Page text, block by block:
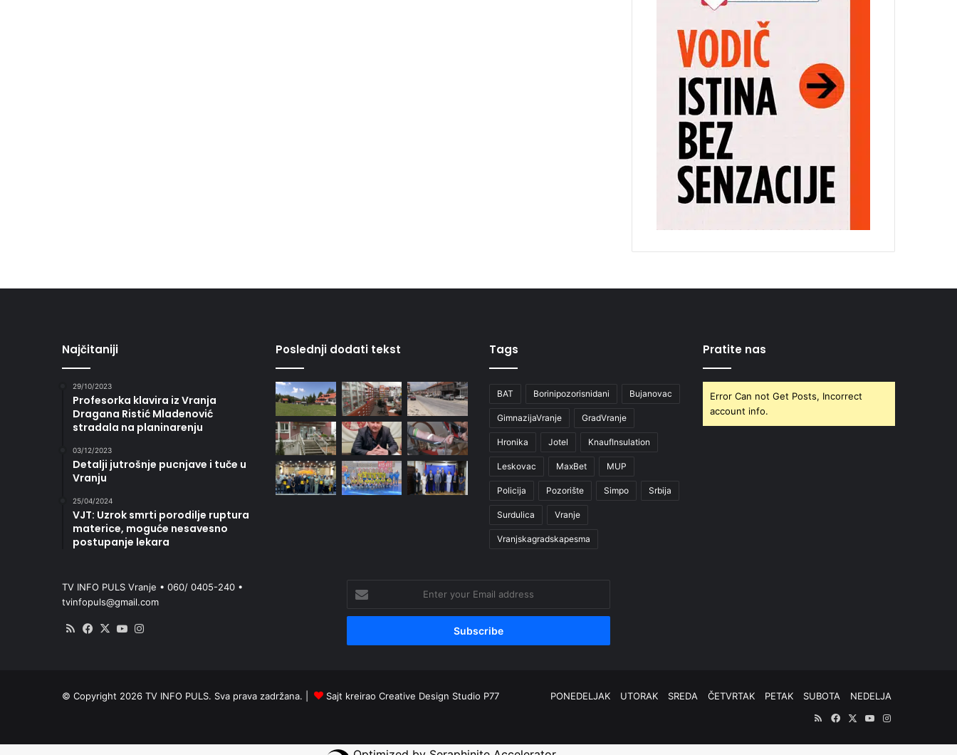
Najčitaniji
29/10/2023
Profesorka klavira iz Vranja
Dragana Ristić Mladenović
stradala na planinarenju
03/12/2023
Detalji jutrošnje pucnjave i tuče u
Vranju
25/04/2024
VJT: Uzrok smrti porodilje ruptura
materice, moguće nesavesno
postupanje lekara
Poslednji dodati tekst Tags
BAT Borinipozorisnidani Bujanovac
GimnazijaVranje GradVranje
Hronika Jotel KnaufInsulation
Leskovac MaxBet MUP
Policija Pozorište Simpo Srbija
Surdulica Vranje
Vranjskagradskapesma
Pratite nas
Error Can not Get Posts, Incorrect
account info.
TV INFO PULS Vranje • 060/ 0405-240 •
tvinfopuls@gmail.com
RSS Facebook
X YouTube
your
Email
© Copyright 2026 TV INFO PULS. Sva prava zadržana. | Sajt kreirao Creative Design Studio P77 PONEDELJAK UTORAK SREDA ČETVRTAK PETAK SUBOTA
NEDELJA
RSSFacebook
X YouTubeInstagram